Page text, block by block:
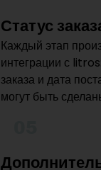
Статус
Каждый этап
интеграции с
заказа и дата
могут быть